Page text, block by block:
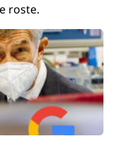
roste.